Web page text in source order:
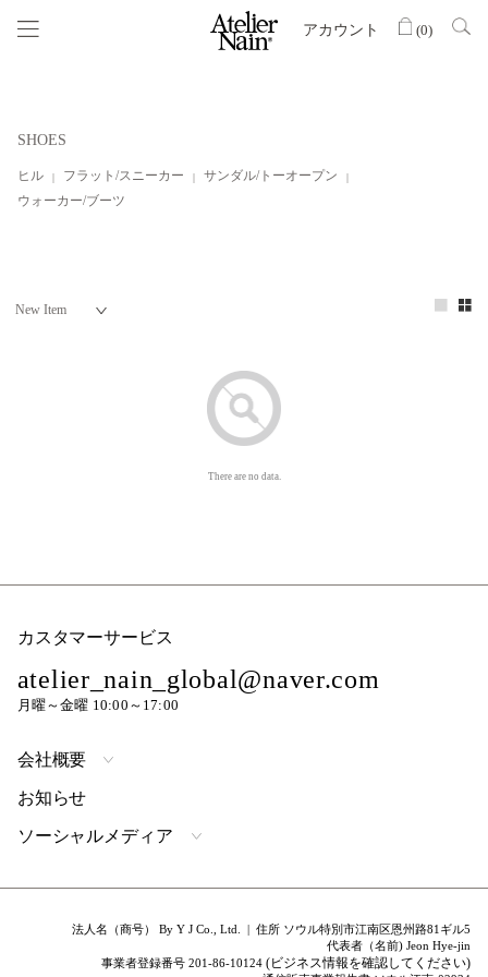
アカウント (0)
SHOES
ヒル フラット/スニーカー
サンダル/トーオープン
ウォーカー/ブーツ
There are no data.
カスタマーサービス
atelier_nain_global@naver.com
月曜～金曜 10:00～17:00
会社概要
お知らせ
ソーシャルメディア
法人名（商号） By Y J Co., Ltd. | 住所 ソウル特別市江南区恩州路81ギル5
代表者（名前) Jeon Hye-jin
事業者登録番号 201-86-10124(ビジネス情報を確認してください)